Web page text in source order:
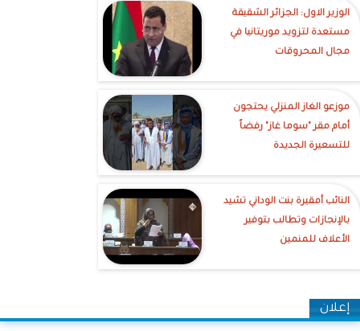
الوزير الاول: الجزائر الشقيقة
مستعدة لتزويد موريتانيا في
مجال المحروقات
موزعو الغاز المنزلي يحتجون
أمام مقر "سوما غاز" رفضاً
للتسعيرة الجديدة
النائب أمقيرة بنت الوداني تشيد
بالإنجازات وتطالب بتوفير
الأعلاف للمنمين
إعلان